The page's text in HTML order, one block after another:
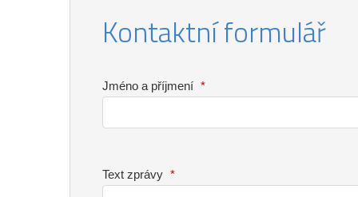
Kontaktní formulář
Jméno a příjmení *
Text zprávy *